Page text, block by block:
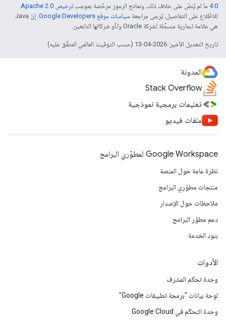
4.0‏ ما لم يُنصّ على خلاف ذلك، ونماذج الرموز مرخّصة بموجبترخيص Apache 2.0‏
.
للاطّلاع على التفاصيل، يُرجى مراجعة سياسات موقع Google Developers‏
. إنّ Java
هي علامة تجارية مسجَّلة لشركة Oracle و/أو شركائها التابعين.
تاريخ التعديل الأخير: 2026-04-13 (حسب التوقيت العالمي المتفَّق عليه)
المدونة
Stack Overflow
تعليمات برمجية نموذجية
ملفات فيديو
Google Workspace لمطوّري البرامج
نظرة عامة حول المنصة
منتجات مطوّري البرامج
ملاحظات حول الإصدار
دعم مطوّر البرامج
بنود الخدمة
الأدوات
وحدة تحكم المشرف
لوحة بيانات "برمجة تطبيقات Google"
وحدة التحكّم في Google Cloud